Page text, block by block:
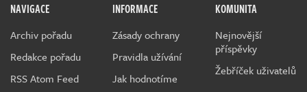
NAVIGACE
Archiv pořadu
Redakce pořadu
RSS Atom Feed
INFORMACE
Zásady ochrany
Pravidla užívání
Jak hodnotíme
KOMUNITA
Nejnovější
příspěvky
Žebříček uživatelů